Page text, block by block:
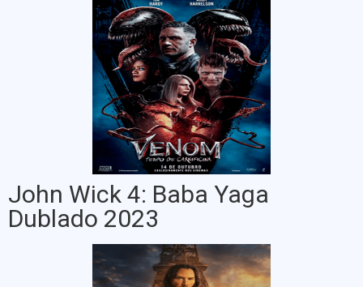
John Wick 4: Baba Yaga
Dublado 2023